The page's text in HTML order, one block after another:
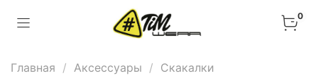
0
Главная Аксессуары Скакалки